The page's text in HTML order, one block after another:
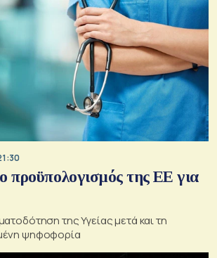
προϋπολογισμός της ΕΕ για
της Υγείας μετά και τη
ψηφοφορία